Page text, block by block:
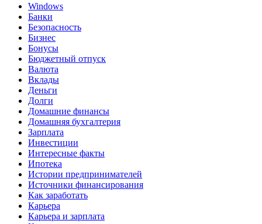
Windows
Банки
Безопасность
Бизнес
Бонусы
Бюджетный отпуск
Валюта
Вклады
Деньги
Долги
Домашние финансы
Домашняя бухгалтерия
Зарплата
Инвестиции
Интересные факты
Ипотека
Истории предпринимателей
Источники финансирования
Как заработать
Карьера
Карьера и зарплата